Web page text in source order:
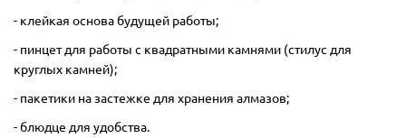
- клейкая основа будущей работы;
- пинцет для работы с квадратными камнями (стилус для
круглых камней);
- пакетики на застежке для хранения алмазов;
- блюдце для удобства.